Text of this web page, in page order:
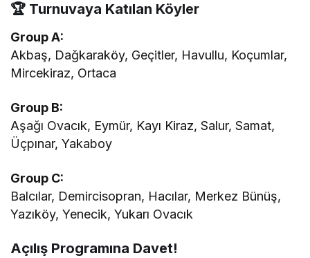
🏆 Turnuvaya Katılan Köyler
Group A:
Akbaş, Dağkaraköy, Geçitler, Havullu, Koçumlar,
Mircekiraz, Ortaca
Group B:
Aşağı Ovacık, Eymür, Kayı Kiraz, Salur, Samat,
Üçpınar, Yakaboy
Group C:
Balcılar, Demircisopran, Hacılar, Merkez Bünüş,
Yazıköy, Yenecik, Yukarı Ovacık
Açılış Programına Davet!